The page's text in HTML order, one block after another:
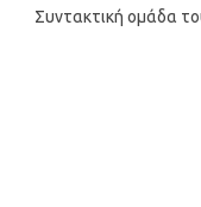
Συντακτική ομάδα